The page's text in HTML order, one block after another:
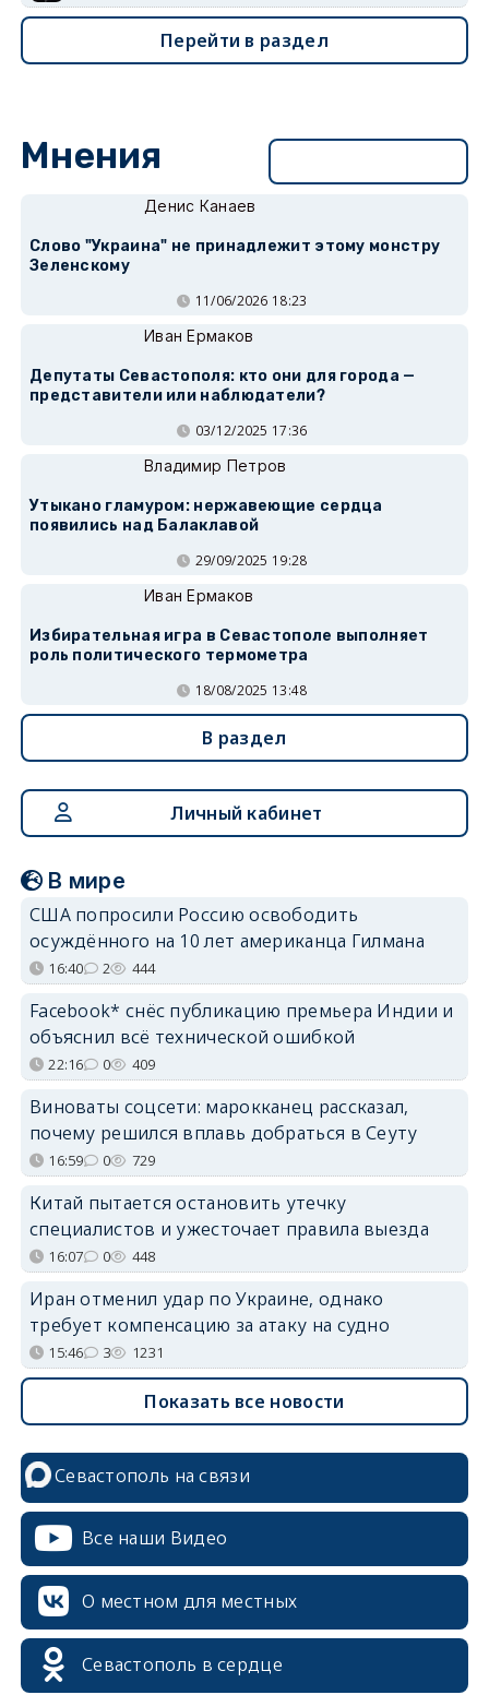
Перейти в раздел
Мнения
Денис Канаев
Слово "Украина" не принадлежит этому монстру
Зеленскому
11/06/2026 18:23
Иван Ермаков
Депутаты Севастополя: кто они для города —
представители или наблюдатели?
03/12/2025 17:36
Владимир Петров
Утыкано гламуром: нержавеющие сердца
появились над Балаклавой
29/09/2025 19:28
Иван Ермаков
Избирательная игра в Севастополе выполняет
роль политического термометра
18/08/2025 13:48
В раздел
Личный кабинет
В мире
США попросили Россию освободить
осуждённого на 10 лет американца Гилмана
16:40 2 444
Facebook* снёс публикацию премьера Индии и
объяснил всё технической ошибкой
22:16 0 409
Виноваты соцсети: марокканец рассказал,
почему решился вплавь добраться в Сеуту
16:59 0 729
Китай пытается остановить утечку
специалистов и ужесточает правила выезда
16:07 0 448
Иран отменил удар по Украине, однако
требует компенсацию за атаку на судно
15:46 3 1231
Показать все новости
Севастополь на связи
Все наши Видео
О местном для местных
Севастополь в сердце